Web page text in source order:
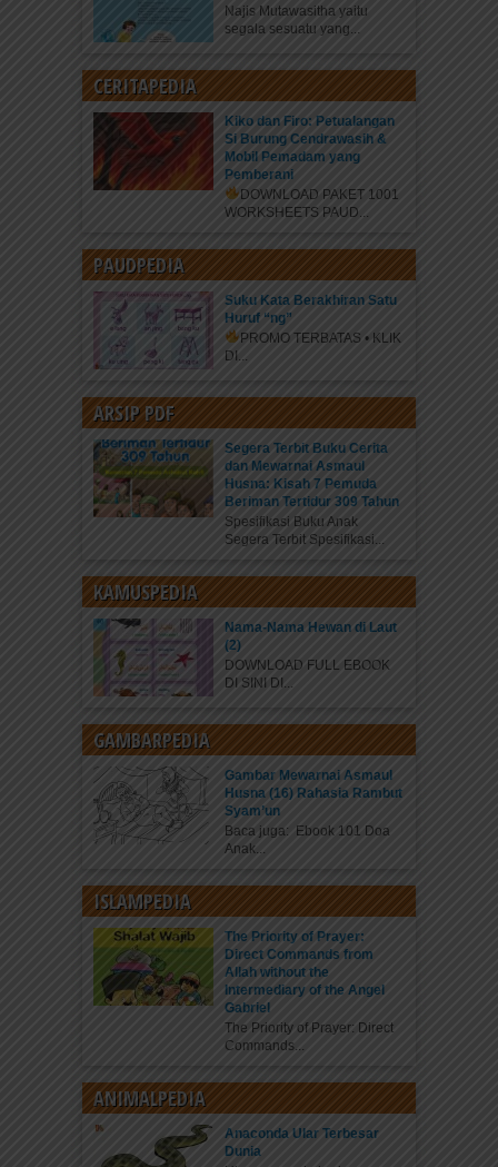
Najis Mutawasitha yaitu
segala sesuatu yang...
CERITAPEDIA
Kiko dan Firo: Petualangan
Si Burung Cendrawasih &
Mobil Pemadam yang
Pemberani
DOWNLOAD PAKET 1001
WORKSHEETS PAUD...
PAUDPEDIA
Suku Kata Berakhiran Satu
Huruf “ng”
PROMO TERBATAS • KLIK
DI...
ARSIP PDF
Segera Terbit Buku Cerita
dan Mewarnai Asmaul
Husna: Kisah 7 Pemuda
Beriman Tertidur 309 Tahun
Spesifikasi Buku Anak
Segera Terbit Spesifikasi...
KAMUSPEDIA
Nama-Nama Hewan di Laut
(2)
DOWNLOAD FULL EBOOK
DI SINI DI...
GAMBARPEDIA
Gambar Mewarnai Asmaul
Husna (16) Rahasia Rambut
Syam’un
Baca juga: Ebook 101 Doa
Anak...
ISLAMPEDIA
The Priority of Prayer:
Direct Commands from
Allah without the
Intermediary of the Angel
Gabriel
The Priority of Prayer: Direct
Commands...
ANIMALPEDIA
Anaconda Ular Terbesar
Dunia